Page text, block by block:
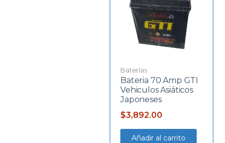
Baterías
Bateria 70 Amp GTI
Vehiculos Asiáticos
Japoneses
$3,892.00
Añadir al carrito